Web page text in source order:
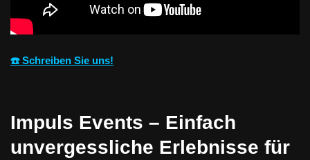
☎️ Schreiben Sie uns!
Impuls Events – Einfach
unvergessliche Erlebnisse für